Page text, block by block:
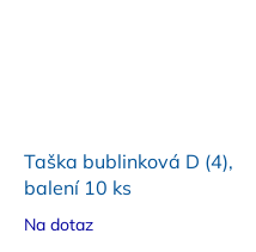
Taška bublinková D (4),
balení 10 ks
Na dotaz